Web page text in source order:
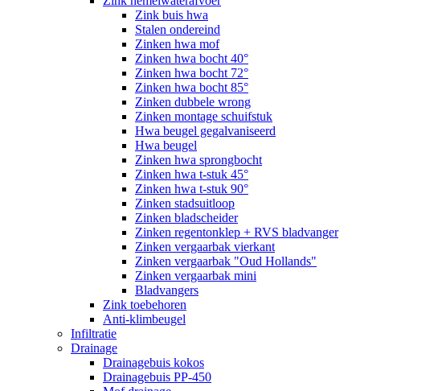
Zink buis hwa
Stalen ondereind
Zinken hwa mof
Zinken hwa bocht 40°
Zinken hwa bocht 72°
Zinken hwa bocht 85°
Zinken dubbele wrong
Zinken montage schuifstuk
Hwa beugel gegalvaniseerd
Hwa beugel
Zinken hwa sprongbocht
Zinken hwa t-stuk 45°
Zinken hwa t-stuk 90°
Zinken stadsuitloop
Zinken bladscheider
Zinken regentonklep + RVS bladvanger
Zinken vergaarbak vierkant
Zinken vergaarbak "Oud Hollands"
Zinken vergaarbak mini
Bladvangers
Zink toebehoren
Anti-klimbeugel
Infiltratie
Drainage
Drainagebuis kokos
Drainagebuis PP-450